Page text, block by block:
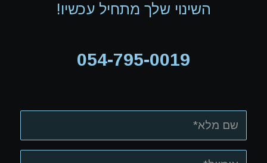
השינוי שלך מתחיל עכשיו!
054-795-0019